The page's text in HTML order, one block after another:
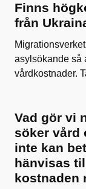
Finns
från
asylsökande så
vårdkostnader.
Vad gör vi
söker vård
inte kan
hänvisas
kostnaden